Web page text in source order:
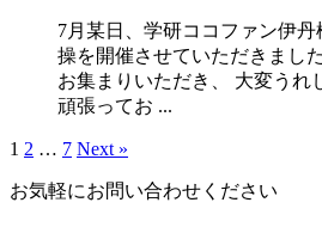
7月某日、学研ココファン伊
操を開催させていただきまし
お集まりいただき、 大変う
頑張ってお ...
1 2 … 7 Next »
お気軽にお問い合わせください